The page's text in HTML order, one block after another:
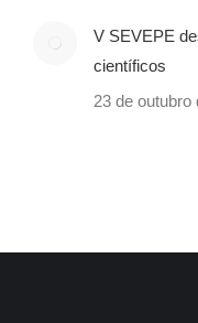
V SEVEPE
científicos
23 de outubro